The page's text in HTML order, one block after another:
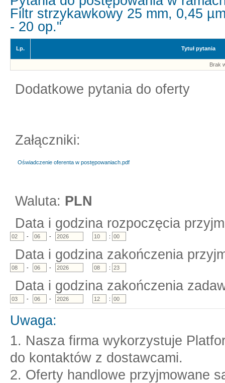
Filtr strzykawkowy 25 mm, 0,45
- 20 op."
Lp. Tytuł pytania
Brak
Dodatkowe pytania do oferty
Załączniki:
Oświadczenie oferenta w postępowaniach.pdf
Waluta: PLN
Data i godzina rozpoczęcia
- - :
Data i godzina zakończenia
- - :
Data i godzina zakończenia
- - :
Uwaga:
1. Nasza firma wykorzystuje
do kontaktów z dostawcami.
2. Oferty handlowe przyjmowane